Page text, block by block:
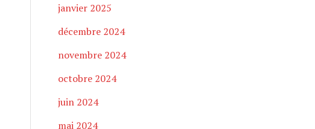
janvier 2025
décembre 2024
novembre 2024
octobre 2024
juin 2024
mai 2024